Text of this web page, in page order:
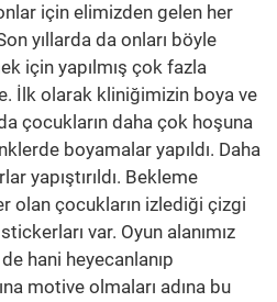
için elimizden gelen her
yıllarda da onları böyle
için yapılmış çok fazla
İlk olarak kliniğimizin boya ve
çocukların daha çok hoşuna
boyamalar yapıldı. Daha
yapıştırıldı. Bekleme
olan çocukların izlediği çizgi
var. Oyun alanımız
hani heyecanlanıp
motive olmaları adına bu